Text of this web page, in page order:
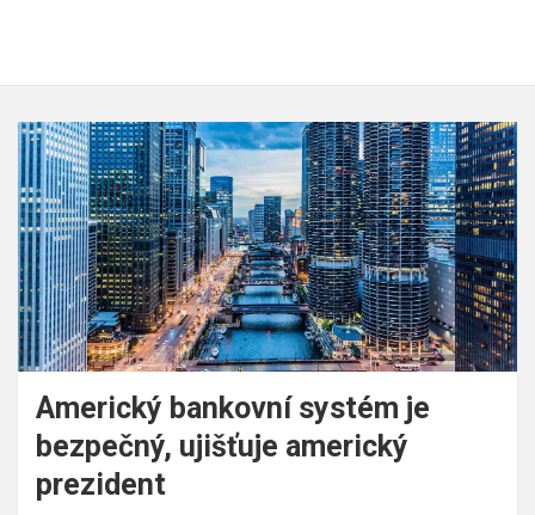
Americký bankovní systém je
bezpečný, ujišťuje americký
prezident